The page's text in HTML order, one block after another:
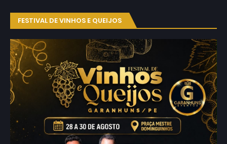
FESTIVAL DE VINHOS E QUEIJOS